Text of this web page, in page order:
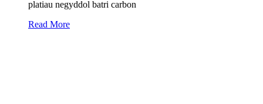
platiau negyddol batri carbon
Read More